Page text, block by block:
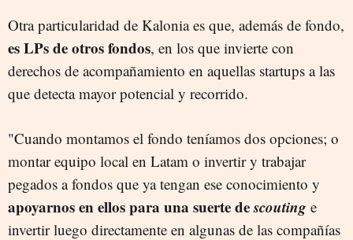
Otra particularidad de Kalonia es que, además de fondo,
es LPs de otros fondos, en los que invierte con
derechos de acompañamiento en aquellas startups a las
que detecta mayor potencial y recorrido.
"Cuando montamos el fondo teníamos dos opciones; o
montar equipo local en Latam o invertir y trabajar
pegados a fondos que ya tengan ese conocimiento y
apoyarnos en ellos para una suerte descouting e
invertir luego directamente en algunas de las compañías